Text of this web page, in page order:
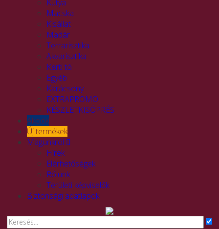
Kutya
Macska
Kisállat
Madár
Terrarisztika
Akvarisztika
Kerti tó
Egyéb
Karácsony
EXTRAPROMO
KÉSZLETKISÖPRÉS
Akciók
Új termékek
Magunkról
Hírek
Elérhetőségek
Rólunk
Területi képviselők
Biztonsági adatlapok